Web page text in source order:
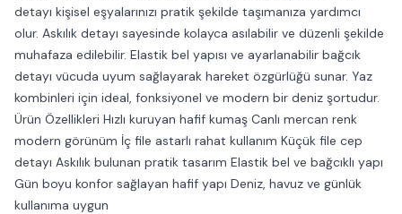
detayı kişisel eşyalarınızı pratik şekilde taşımanıza yardımcı
olur. Askılık detayı sayesinde kolayca asılabilir ve düzenli şekilde
muhafaza edilebilir. Elastik bel yapısı ve ayarlanabilir bağcık
detayı vücuda uyum sağlayarak hareket özgürlüğü sunar. Yaz
kombinleri için ideal, fonksiyonel ve modern bir deniz şortudur.
Ürün Özellikleri Hızlı kuruyan hafif kumaş Canlı mercan renk
modern görünüm İç file astarlı rahat kullanım Küçük file cep
detayı Askılık bulunan pratik tasarım Elastik bel ve bağcıklı yapı
Gün boyu konfor sağlayan hafif yapı Deniz, havuz ve günlük
kullanıma uygun